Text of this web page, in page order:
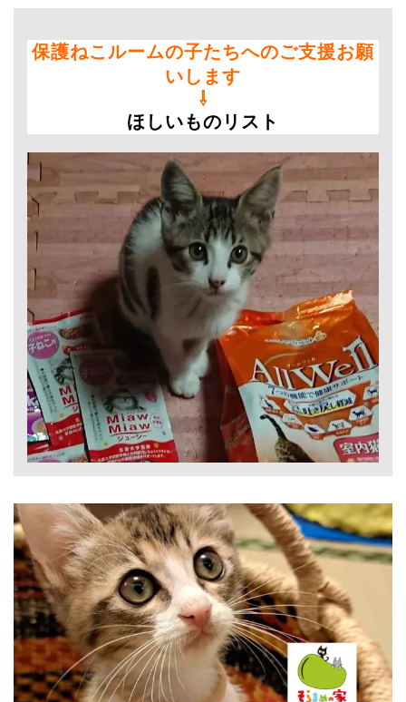
保護ねこルームの子たちへのご支援お願
いします
⇩
ほしいものリスト